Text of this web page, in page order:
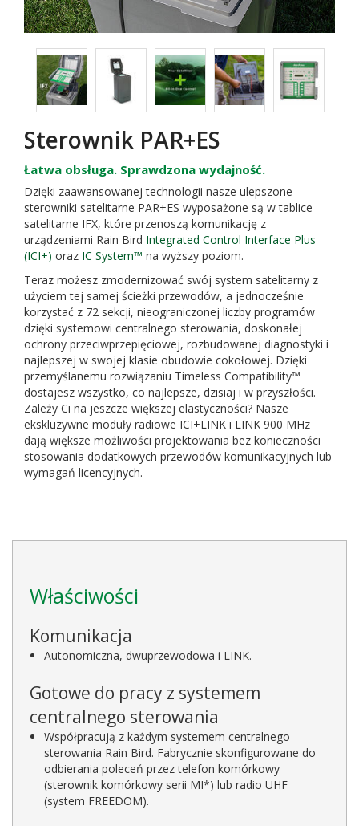
Sterownik PAR+ES
Łatwa obsługa. Sprawdzona wydajność.
Dzięki zaawansowanej technologii nasze ulepszone
sterowniki satelitarne PAR+ES wyposażone są w tablice
satelitarne IFX, które przenoszą komunikację z
urządzeniami Rain Bird Integrated Control Interface Plus
(ICI+) oraz IC System™ na wyższy poziom.
Teraz możesz zmodernizować swój system satelitarny z
użyciem tej samej ścieżki przewodów, a jednocześnie
korzystać z 72 sekcji, nieograniczonej liczby programów
dzięki systemowi centralnego sterowania, doskonałej
ochrony przeciwprzepięciowej, rozbudowanej diagnostyki i
najlepszej w swojej klasie obudowie cokołowej. Dzięki
przemyślanemu rozwiązaniu Timeless Compatibility™
dostajesz wszystko, co najlepsze, dzisiaj i w przyszłości.
Zależy Ci na jeszcze większej elastyczności? Nasze
ekskluzywne moduły radiowe ICI+LINK i LINK 900 MHz
dają większe możliwości projektowania bez konieczności
stosowania dodatkowych przewodów komunikacyjnych lub
wymagań licencyjnych.
Właściwości
Komunikacja
Autonomiczna, dwuprzewodowa i LINK.
Gotowe do pracy z systemem
centralnego sterowania
Współpracują z każdym systemem centralnego
sterowania Rain Bird. Fabrycznie skonfigurowane do
odbierania poleceń przez telefon komórkowy
(sterownik komórkowy serii MI*) lub radio UHF
(system FREEDOM).